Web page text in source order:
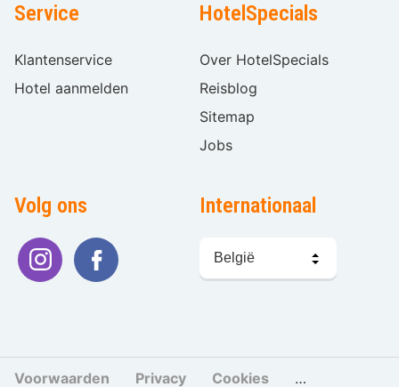
Service
Klantenservice
Hotel aanmelden
HotelSpecials
Over HotelSpecials
Reisblog
Sitemap
Jobs
Volg ons Internationaal
kiezen
Voorwaarden Privacy Cookies Cookies